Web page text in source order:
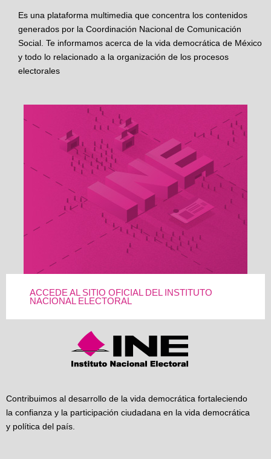
Es una plataforma multimedia que concentra los contenidos
generados por la Coordinación Nacional de Comunicación
Social. Te informamos acerca de la vida democrática de México
y todo lo relacionado a la organización de los procesos
electorales
ACCEDE AL SITIO OFICIAL DEL INSTITUTO
NACIONAL ELECTORAL
Contribuimos al desarrollo de la vida democrática fortaleciendo
la confianza y la participación ciudadana en la vida democrática
y política del país.